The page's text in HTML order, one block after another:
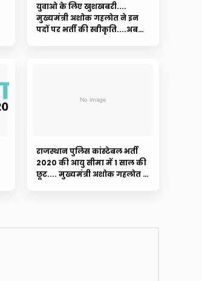
युवाओ के लिए खुशखबरी....
मुख्यमंत्री अशोक गहलोत ने इन
पदों पर भर्ती की स्वीकृति....अब
राजस्थान पुलिस कांस्टेबल भर्ती
2020 की आयु सीमा में 1 साल की
छूट.... मुख्यमंत्री अशोक गहलोत ने